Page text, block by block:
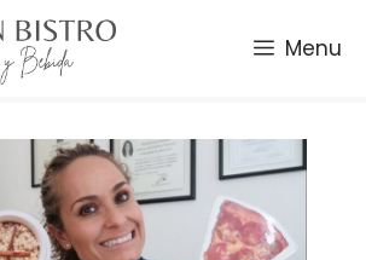
Menu